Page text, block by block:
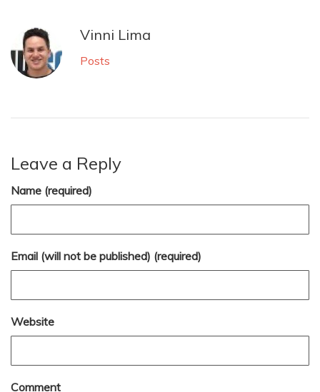
Vinni Lima
Posts
Leave a Reply
Name (required)
Email (will not be published) (required)
Website
Comment